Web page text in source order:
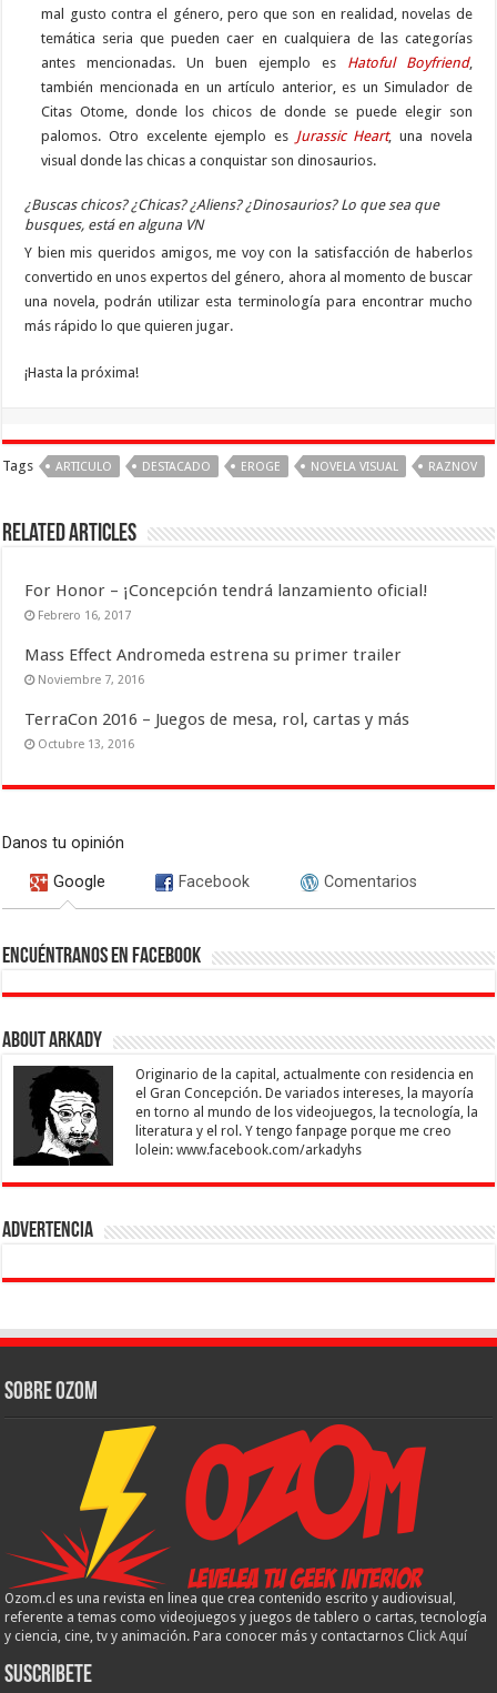
mal gusto contra el género, pero que son en realidad, novelas de
temática seria que pueden caer en cualquiera de las categorías
antes mencionadas. Un buen ejemplo es Hatoful Boyfriend,
también mencionada en un artículo anterior, es un Simulador de
Citas Otome, donde los chicos de donde se puede elegir son
palomos. Otro excelente ejemplo es Jurassic Heart, una novela
visual donde las chicas a conquistar son dinosaurios.
¿Buscas chicos? ¿Chicas? ¿Aliens? ¿Dinosaurios? Lo que sea que
busques, está en alguna VN
Y bien mis queridos amigos, me voy con la satisfacción de haberlos
convertido en unos expertos del género, ahora al momento de buscar
una novela, podrán utilizar esta terminología para encontrar mucho
más rápido lo que quieren jugar.
¡Hasta la próxima!
Tags ARTICULO DESTACADO EROGE NOVELA VISUAL RAZNOV
Related Articles
For Honor – ¡Concepción tendrá lanzamiento oficial!
Febrero 16, 2017
Mass Effect Andromeda estrena su primer trailer
Noviembre 7, 2016
TerraCon 2016 – Juegos de mesa, rol, cartas y más
Octubre 13, 2016
Danos tu opinión
Google Facebook Comentarios
Encuéntranos en Facebook
About Arkady
Originario de la capital, actualmente con residencia en
el Gran Concepción. De variados intereses, la mayoría
en torno al mundo de los videojuegos, la tecnología, la
literatura y el rol. Y tengo fanpage porque me creo
lolein: www.facebook.com/arkadyhs
Advertencia
Sobre Ozom
Ozom.cl es una revista en linea que crea contenido escrito y audiovisual,
referente a temas como videojuegos y juegos de tablero o cartas, tecnología
y ciencia, cine, tv y animación. Para conocer más y contactarnos Click Aquí
Suscribete